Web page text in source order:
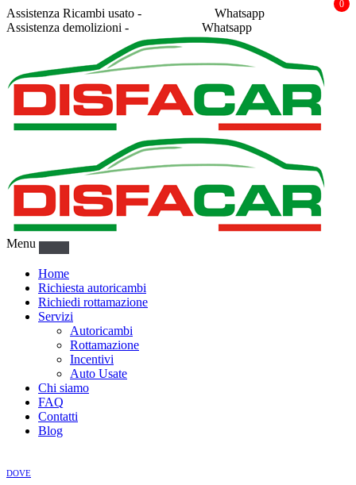
Assistenza Ricambi usato -
Whatsapp
Assistenza demolizioni -
Whatsapp
Menu
Home
Richiesta autoricambi
Richiedi rottamazione
Servizi
Autoricambi
Rottamazione
Incentivi
Auto Usate
Chi siamo
FAQ
Contatti
Blog
DOVE
0